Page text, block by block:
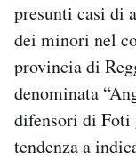
presunti casi di
dei minori nel
provincia di
denominata
difensori di Foti
tendenza a